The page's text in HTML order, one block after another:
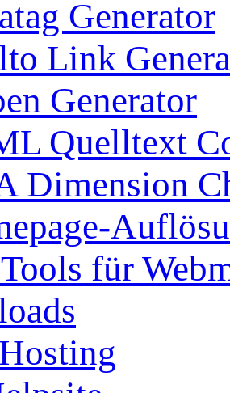
Generator
Link
Generator
Quelltext
Dimension
für